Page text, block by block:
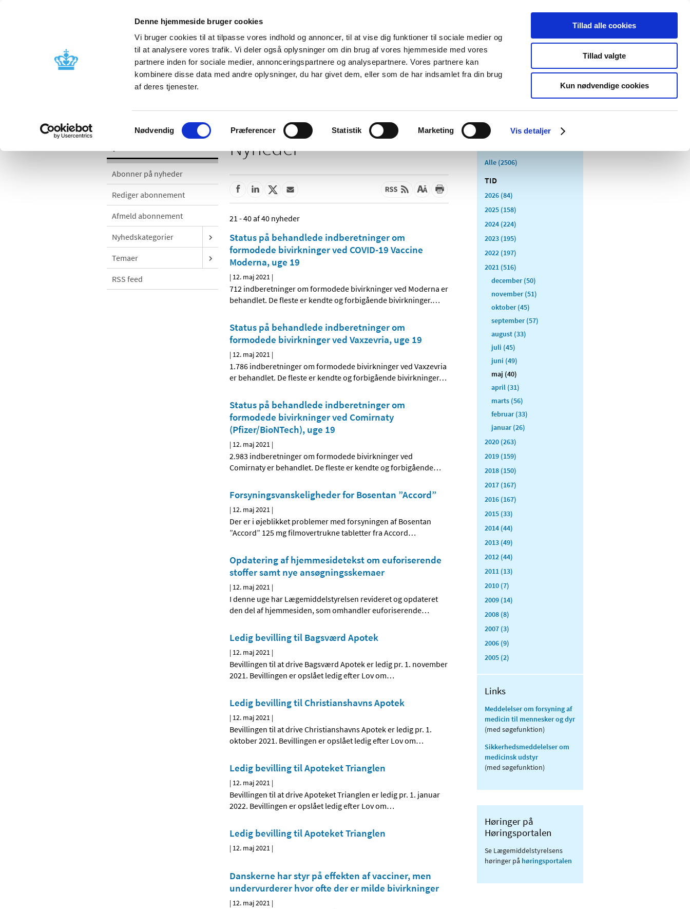
Denne hjemmeside bruger cookies
Vi bruger cookies til at tilpasse vores indhold og annoncer, til at vise dig funktioner til sociale medier og
til at analysere vores trafik. Vi deler også oplysninger om din brug af vores hjemmeside med vores
partnere inden for sociale medier, annonceringspartnere og analysepartnere. Vores partnere kan
kombinere disse data med andre oplysninger, du har givet dem, eller som de har indsamlet fra din brug
af deres tjenester.
Samtykkevalg
Nødvendig Præferencer Statistik Marketing Vis detaljer
Tillad alle cookies
Tillad valgte
Kun nødvendige cookies
Nyheder Om os Kontakt Udgivelser
Godkendelse og
Bivirkninger og
produktinformation
Tilskud og
Apoteker og salg af
Medicinsk
Særlige
produktområder
Abonner på nyheder
Rediger abonnement
Afmeld abonnement
Nyhedskategorier
Temaer
RSS feed
Nyheder
21 - 40 af 40 nyheder
Status på behandlede indberetninger om
formodede bivirkninger ved COVID-19 Vaccine
Moderna, uge 19
| 12. maj 2021 |
712 indberetninger om formodede bivirkninger ved Moderna er
behandlet. De fleste er kendte og forbigående bivirkninger.…
Status på behandlede indberetninger om
formodede bivirkninger ved Vaxzevria, uge 19
| 12. maj 2021 |
1.786 indberetninger om formodede bivirkninger ved Vaxzevria
er behandlet. De fleste er kendte og forbigående bivirkninger…
Status på behandlede indberetninger om
formodede bivirkninger ved Comirnaty
(Pfizer/BioNTech), uge 19
| 12. maj 2021 |
2.983 indberetninger om formodede bivirkninger ved
Comirnaty er behandlet. De fleste er kendte og forbigående…
Forsyningsvanskeligheder for Bosentan ”Accord”
| 12. maj 2021 |
Der er i øjeblikket problemer med forsyningen af Bosentan
”Accord” 125 mg filmovertrukne tabletter fra Accord…
Opdatering af hjemmesidetekst om euforiserende
stoffer samt nye ansøgningsskemaer
| 12. maj 2021 |
I denne uge har Lægemiddelstyrelsen revideret og opdateret
den del af hjemmesiden, som omhandler euforiserende…
Ledig bevilling til Bagsværd Apotek
| 12. maj 2021 |
Bevillingen til at drive Bagsværd Apotek er ledig pr. 1. november
2021. Bevillingen er opslået ledig efter Lov om…
Ledig bevilling til Christianshavns Apotek
| 12. maj 2021 |
Bevillingen til at drive Christianshavns Apotek er ledig pr. 1.
oktober 2021. Bevillingen er opslået ledig efter Lov om…
Ledig bevilling til Apoteket Trianglen
| 12. maj 2021 |
Bevillingen til at drive Apoteket Trianglen er ledig pr. 1. januar
2022. Bevillingen er opslået ledig efter Lov om…
Ledig bevilling til Apoteket Trianglen
| 12. maj 2021 |
Danskerne har styr på effekten af vacciner, men
undervurderer hvor ofte der er milde bivirkninger
| 12. maj 2021 |
Alle (2506)
TID
2026 (84)
2025 (158)
2024 (224)
2023 (195)
2022 (197)
2021 (516)
december (50)
november (51)
oktober (45)
september (57)
august (33)
juli (45)
juni (49)
maj (40)
april (31)
marts (56)
februar (33)
januar (26)
2020 (263)
2019 (159)
2018 (150)
2017 (167)
2016 (167)
2015 (33)
2014 (44)
2013 (49)
2012 (44)
2011 (13)
2010 (7)
2009 (14)
2008 (8)
2007 (3)
2006 (9)
2005 (2)
Links
Meddelelser om forsyning af
medicin til mennesker og dyr
(med søgefunktion)
Sikkerhedsmeddelelser om
medicinsk udstyr
(med søgefunktion)
Høringer på
Høringsportalen
Se Lægemiddelstyrelsens
høringer på høringsportalen